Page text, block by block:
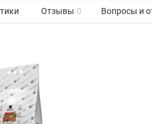
Отзывы 0 Вопросы и